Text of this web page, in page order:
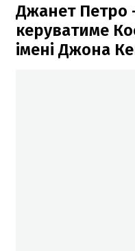
Джанет Петро
керуватиме
імені Джона